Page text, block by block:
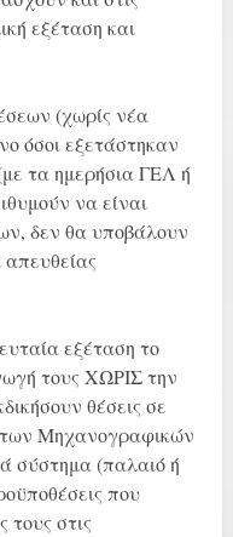
εξέταση και
(χωρίς νέα
όσοι εξετάστηκαν
τα ημερήσια ΓΕΛ ή
να είναι
δεν θα υποβάλουν
εξέταση το
τους ΧΩΡΙΣ την
θέσεις σε
Μηχανογραφικών
σύστημα (παλαιό ή
που
τους στις